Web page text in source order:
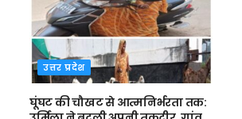
उत्तर प्रदेश
घूंघट की चौखट से आत्मनिर्भरता तक: